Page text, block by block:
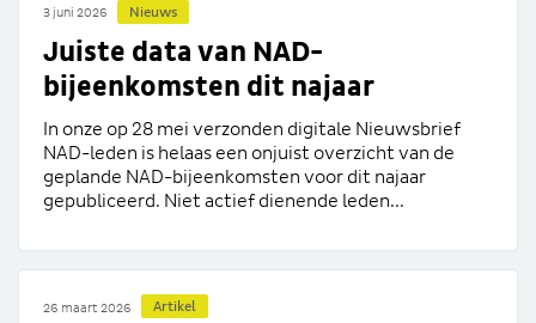
3 juni 2026 Nieuws
Juiste data van NAD-
bijeenkomsten dit najaar
In onze op 28 mei verzonden digitale Nieuwsbrief
NAD-leden is helaas een onjuist overzicht van de
geplande NAD-bijeenkomsten voor dit najaar
gepubliceerd. Niet actief dienende leden...
26 maart 2026 Artikel